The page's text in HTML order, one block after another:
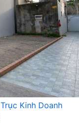
Kinh Doanh